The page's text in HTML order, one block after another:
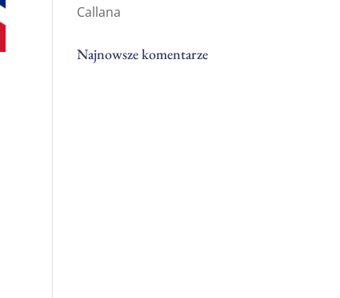
Callana
Najnowsze komentarze